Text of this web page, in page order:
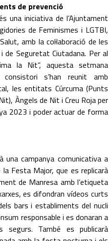
de prevenció
una iniciativa de l’Ajuntament
de Feminismes i LGTBI,
amb la col·laboració de les
de Seguretat Ciutadana. Per al
la Nit”, aquesta setmana
s’han reunit amb
les entitats Cúrcuma (Punts
Àngels de Nit i Creu Roja per
2023 i poder actuar de forma
campanya comunicativa a
Festa Major, que es replicarà
de Manresa amb l’etiqueta
es difondran vídeos curts
bars i establiments del nucli
responsable i es donaran a
segurs. També es publicarà